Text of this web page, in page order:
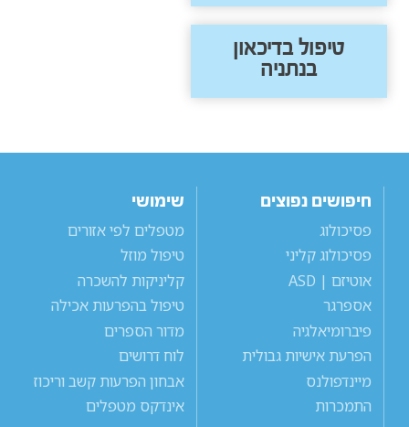
טיפול בדיכאון
בנתניה
חיפושים נפוצים
פסיכולוג
פסיכולוג קליני
אוטיזם | ASD
אספרגר
פיברומיאלגיה
הפרעת אישיות גבולית
מיינדפולנס
התמכרות
שימושי
מטפלים לפי אזורים
טיפול מוזל
קליניקות להשכרה
טיפול בהפרעות אכילה
מדור הספרים
לוח דרושים
אבחון הפרעות קשב וריכוז
אינדקס מטפלים